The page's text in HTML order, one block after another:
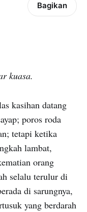
Bagikan
kuasa.
kasihan datang
poros roda
tetapi ketika
lambat,
orang
selalu terulur di
di sarungnya,
yang berdarah